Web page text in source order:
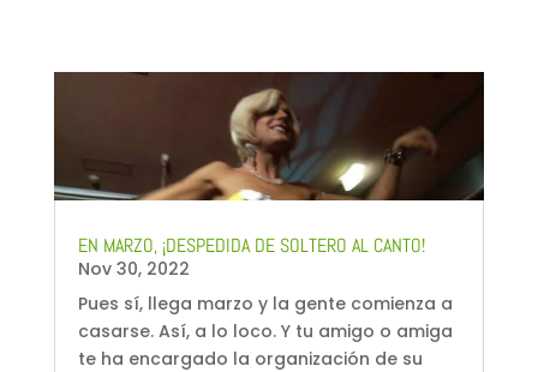
EN MARZO, ¡DESPEDIDA DE SOLTERO AL CANTO!
Nov 30, 2022
Pues sí, llega marzo y la gente comienza a
casarse. Así, a lo loco. Y tu amigo o amiga
te ha encargado la organización de su